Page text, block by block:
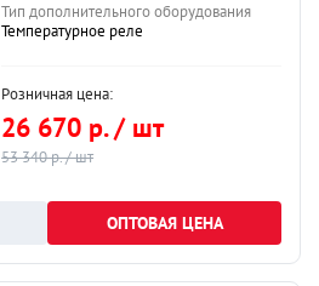
Тип дополнительного оборудования
Температурное реле
Розничная цена:
26 670 р. / шт
53 340 р. / шт
ОПТОВАЯ ЦЕНА